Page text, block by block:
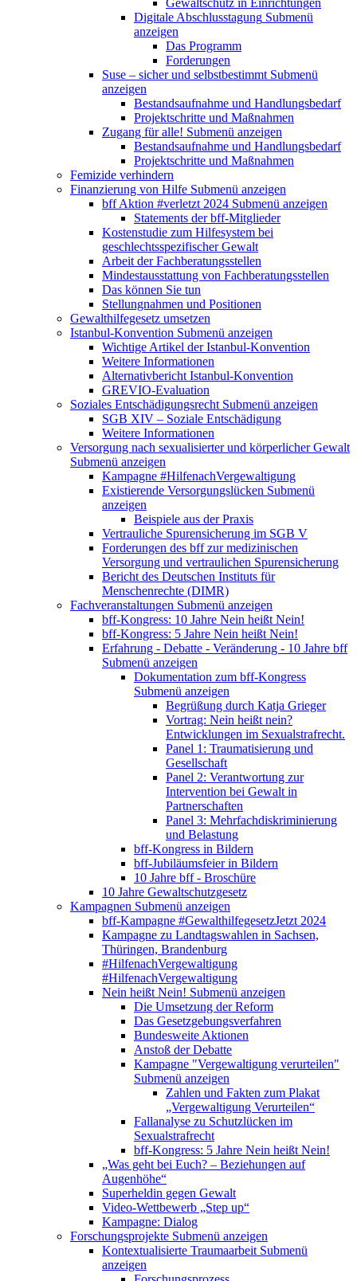
Gewaltschutz in Einrichtungen
Digitale Abschlusstagung Submenü
anzeigen
Das Programm
Forderungen
Suse – sicher und selbstbestimmt Submenü
anzeigen
Bestandsaufnahme und Handlungsbedarf
Projektschritte und Maßnahmen
Zugang für alle! Submenü anzeigen
Bestandsaufnahme und Handlungsbedarf
Projektschritte und Maßnahmen
Femizide verhindern
Finanzierung von Hilfe Submenü anzeigen
bff Aktion #verletzt 2024 Submenü anzeigen
Statements der bff-Mitglieder
Kostenstudie zum Hilfesystem bei
geschlechtsspezifischer Gewalt
Arbeit der Fachberatungsstellen
Mindestausstattung von Fachberatungsstellen
Das können Sie tun
Stellungnahmen und Positionen
Gewalthilfegesetz umsetzen
Istanbul-Konvention Submenü anzeigen
Wichtige Artikel der Istanbul-Konvention
Weitere Informationen
Alternativbericht Istanbul-Konvention
GREVIO-Evaluation
Soziales Entschädigungsrecht Submenü anzeigen
SGB XIV – Soziale Entschädigung
Weitere Informationen
Versorgung nach sexualisierter und körperlicher Gewalt
Submenü anzeigen
Kampagne #HilfenachVergewaltigung
Existierende Versorgungslücken Submenü
anzeigen
Beispiele aus der Praxis
Vertrauliche Spurensicherung im SGB V
Forderungen des bff zur medizinischen
Versorgung und vertraulichen Spurensicherung
Bericht des Deutschen Instituts für
Menschenrechte (DIMR)
Fachveranstaltungen Submenü anzeigen
bff-Kongress: 10 Jahre Nein heißt Nein!
bff-Kongress: 5 Jahre Nein heißt Nein!
Erfahrung - Debatte - Veränderung - 10 Jahre bff
Submenü anzeigen
Dokumentation zum bff-Kongress
Submenü anzeigen
Begrüßung durch Katja Grieger
Vortrag: Nein heißt nein?
Entwicklungen im Sexualstrafrecht.
Panel 1: Traumatisierung und
Gesellschaft
Panel 2: Verantwortung zur
Intervention bei Gewalt in
Partnerschaften
Panel 3: Mehrfachdiskriminierung
und Belastung
bff-Kongress in Bildern
bff-Jubiläumsfeier in Bildern
10 Jahre bff - Broschüre
10 Jahre Gewaltschutzgesetz
Kampagnen Submenü anzeigen
bff-Kampagne #GewalthilfegesetzJetzt 2024
Kampagne zu Landtagswahlen in Sachsen,
Thüringen, Brandenburg
#HilfenachVergewaltigung
#HilfenachVergewaltigung
Nein heißt Nein! Submenü anzeigen
Die Umsetzung der Reform
Das Gesetzgebungsverfahren
Bundesweite Aktionen
Anstoß der Debatte
Kampagne "Vergewaltigung verurteilen"
Submenü anzeigen
Zahlen und Fakten zum Plakat
„Vergewaltigung Verurteilen“
Fallanalyse zu Schutzlücken im
Sexualstrafrecht
bff-Kongress: 5 Jahre Nein heißt Nein!
„Was geht bei Euch? – Beziehungen auf
Augenhöhe“
Superheldin gegen Gewalt
Video-Wettbewerb „Step up“
Kampagne: Dialog
Forschungsprojekte Submenü anzeigen
Kontextualisierte Traumaarbeit Submenü
anzeigen